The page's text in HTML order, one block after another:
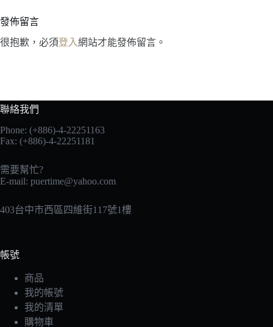
發佈留言
很抱歉，必須登入網站才能發佈留言。
聯絡我們
Phone: (+886)-4-22251163
Fax: (+886)-4-22251181
需要幫忙?
E-mail: puertime@yahoo.com
403台中市西區四維街117號1樓
帳號
商品
我的帳號
我的清單
購物車